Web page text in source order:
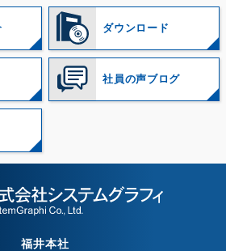
ダウンロード
社員の声ブログ
福井本社